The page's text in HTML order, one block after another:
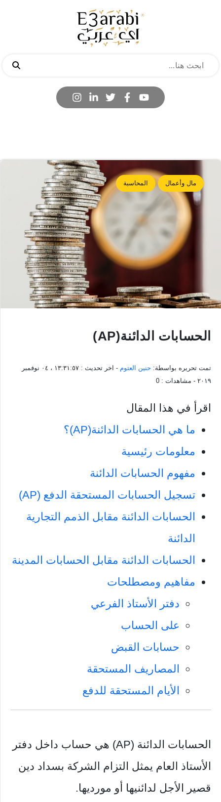
مال وأعمال المحاسبة
الحسابات الدائنة(AP)
تمت تحريره بواسطة: حنين العتوم - اخر تحديث :
١٣:٣١:٥٧ ، ٠٤ نوفمبر
٢٠١٩ - مشاهدات : 0
اقرأ في هذا المقال
ما هي الحسابات الدائنة(AP)؟
معلومات رئيسية
مفهوم الحسابات الدائنة
تسجيل الحسابات المستحقة الدفع (AP)
الحسابات الدائنة مقابل الذمم التجارية
الدائنة
الحسابات الدائنة مقابل الحسابات المدينة
مفاهيم ومصطلحات
دفتر الأستاذ الفرعي
على الحساب
حسابات القبض
المصاريف المستحقة
الأيام المستحقة للدفع
الحسابات الدائنة (AP) هي حساب داخل دفتر
الأستاذ العام يمثل التزام الشركة بسداد دين
قصير الأجل لدائنيها أو مورديها.